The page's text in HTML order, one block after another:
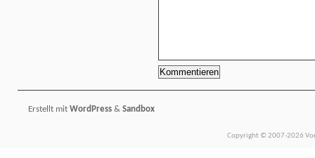
Erstellt mit WordPress & Sandbox
Copyright © 2007-2026